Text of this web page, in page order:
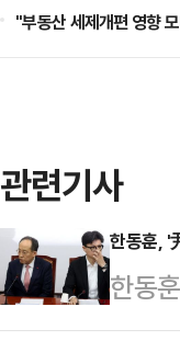
"부동산 세제개편 영향
관련기사
한동훈, '
한동
집행